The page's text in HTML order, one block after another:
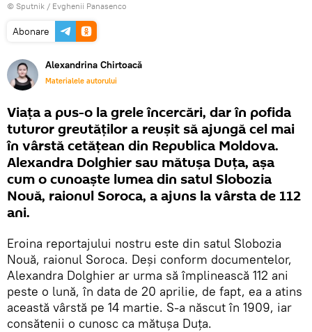
© Sputnik / Evghenii Panasenco
Abonare
Alexandrina Chirtoacă
Materialele autorului
Viața a pus-o la grele încercări, dar în pofida
tuturor greutăților a reușit să ajungă cel mai
în vârstă cetățean din Republica Moldova.
Alexandra Dolghier sau mătușa Duța, așa
cum o cunoaște lumea din satul Slobozia
Nouă, raionul Soroca, a ajuns la vârsta de 112
ani.
Eroina reportajului nostru este din satul Slobozia
Nouă, raionul Soroca. Deși conform documentelor,
Alexandra Dolghier ar urma să împlinească 112 ani
peste o lună, în data de 20 aprilie, de fapt, ea a atins
această vârstă pe 14 martie. S-a născut în 1909, iar
consătenii o cunosc ca mătușa Duța.